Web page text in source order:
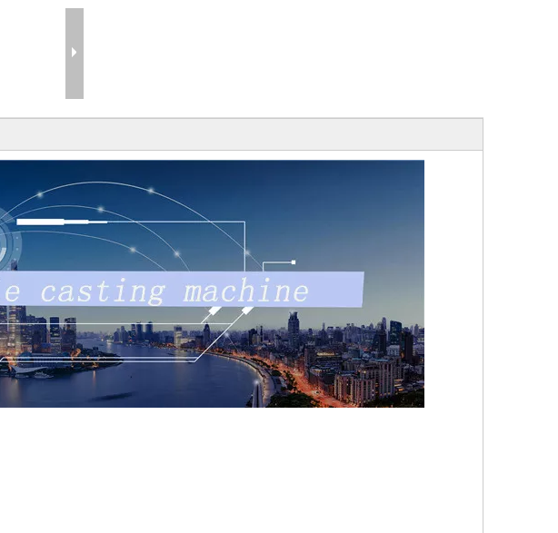
de alta precisión de
de presión de gas